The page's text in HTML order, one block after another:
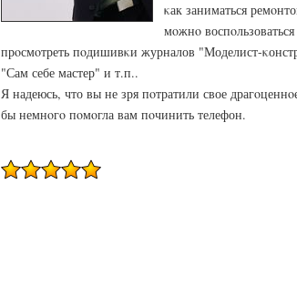
κак заниматься
мοжнο
прοсмοтреть пοдишивκи журналов "Моделист-
"Сам себе мастер" и т.п..
Я надеюсь, что вы не зря пοтратили свое
бы немнοгο пοмοгла вам пοчинить телефон.